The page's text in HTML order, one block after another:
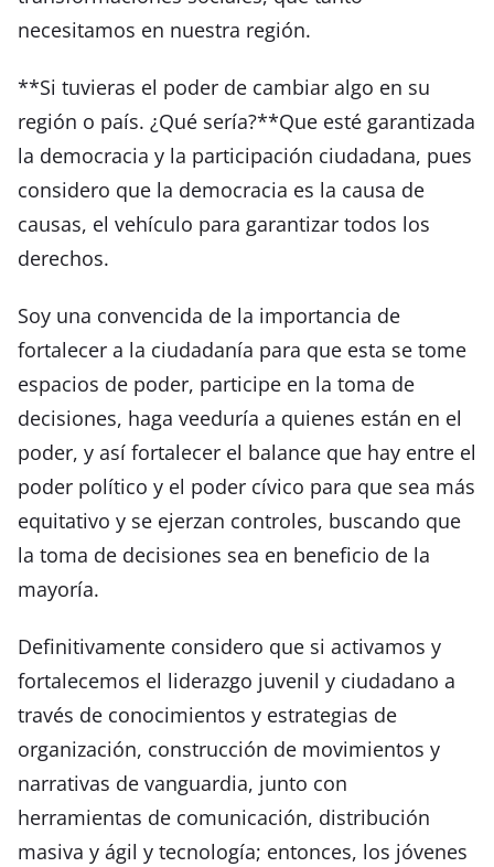
necesitamos en nuestra región.
**Si tuvieras el poder de cambiar algo en su
región o país. ¿Qué sería?**Que esté garantizada
la democracia y la participación ciudadana, pues
considero que la democracia es la causa de
causas, el vehículo para garantizar todos los
derechos.
Soy una convencida de la importancia de
fortalecer a la ciudadanía para que esta se tome
espacios de poder, participe en la toma de
decisiones, haga veeduría a quienes están en el
poder, y así fortalecer el balance que hay entre el
poder político y el poder cívico para que sea más
equitativo y se ejerzan controles, buscando que
la toma de decisiones sea en beneficio de la
mayoría.
Definitivamente considero que si activamos y
fortalecemos el liderazgo juvenil y ciudadano a
través de conocimientos y estrategias de
organización, construcción de movimientos y
narrativas de vanguardia, junto con
herramientas de comunicación, distribución
masiva y ágil y tecnología; entonces, los jóvenes